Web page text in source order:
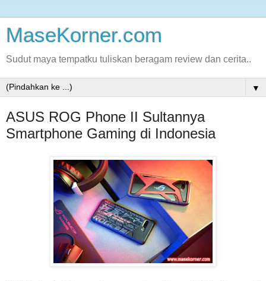
MaseKorner.com
Sudut maya tempatku tuliskan beragam review dan cerita..
▼
ASUS ROG Phone II Sultannya
Smartphone Gaming di Indonesia